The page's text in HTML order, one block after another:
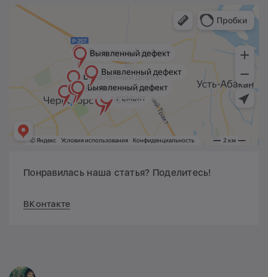
Понравилась наша статья? Поделитесь!
ВКонтакте